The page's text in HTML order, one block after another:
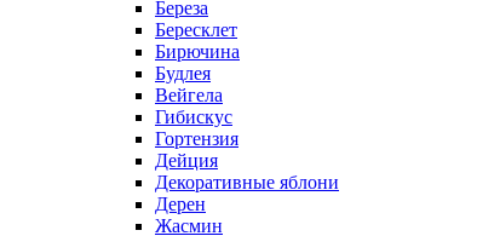
Береза
Бересклет
Бирючина
Будлея
Вейгела
Гибискус
Гортензия
Дейция
Декоративные яблони
Дерен
Жасмин